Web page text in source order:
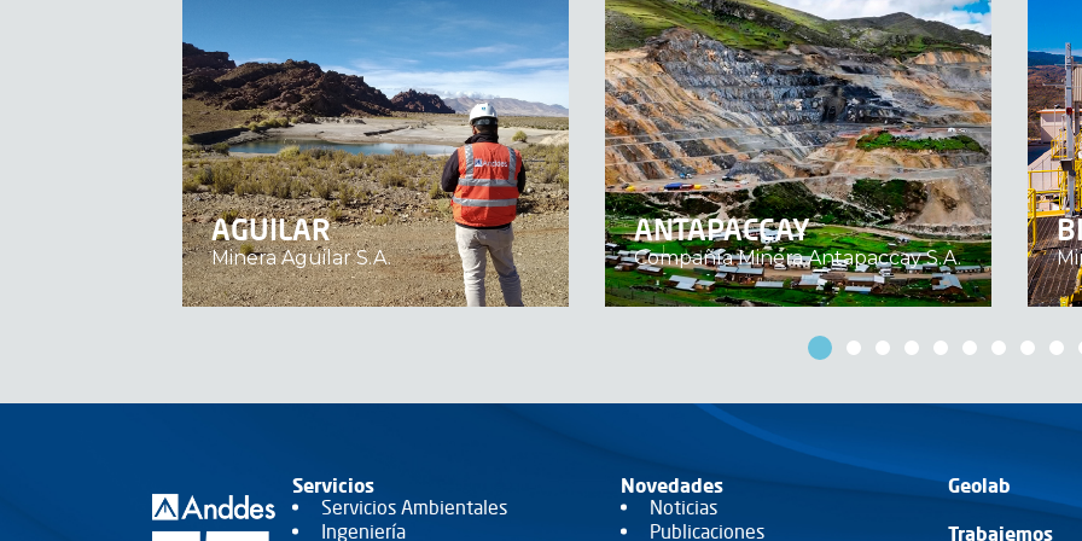
AGUILAR
Minera Aguilar S.A.
ANTAPACCAY
Compañía Minera Antapaccay S.A.
Servicios
Servicios Ambientales
Ingeniería
Novedades
Noticias
Publicaciones
Geolab
Trabajemos